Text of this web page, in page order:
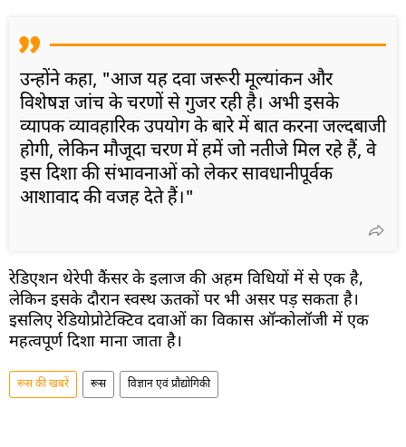
उन्होंने कहा, "आज यह दवा जरूरी मूल्यांकन और
विशेषज्ञ जांच के चरणों से गुजर रही है। अभी इसके
व्यापक व्यावहारिक उपयोग के बारे में बात करना जल्दबाजी
होगी, लेकिन मौजूदा चरण में हमें जो नतीजे मिल रहे हैं, वे
इस दिशा की संभावनाओं को लेकर सावधानीपूर्वक
आशावाद की वजह देते हैं।"
रेडिएशन थेरेपी कैंसर के इलाज की अहम विधियों में से एक है,
लेकिन इसके दौरान स्वस्थ ऊतकों पर भी असर पड़ सकता है।
इसलिए रेडियोप्रोटेक्टिव दवाओं का विकास ऑन्कोलॉजी में एक
महत्वपूर्ण दिशा माना जाता है।
रूस की खबरें रूस विज्ञान एवं प्रौद्योगिकी